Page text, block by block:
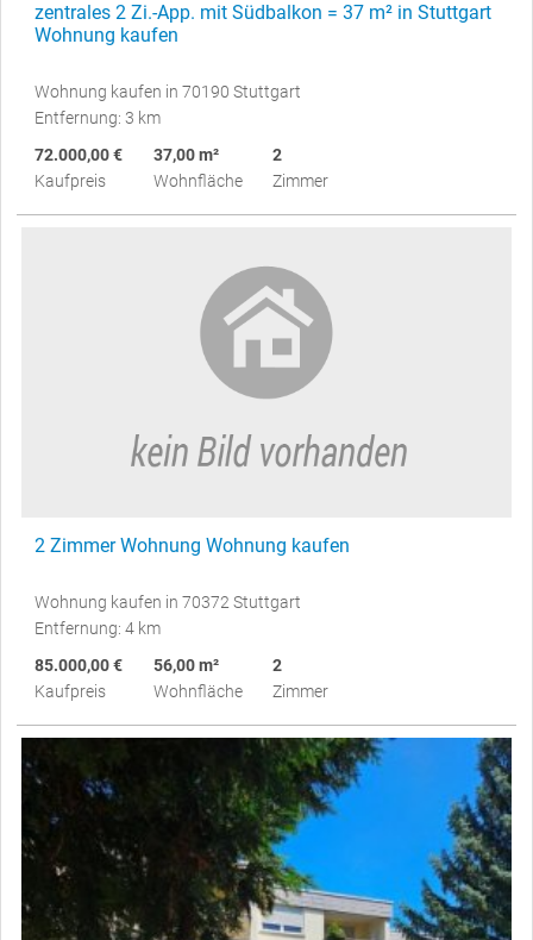
zentrales 2 Zi.-App. mit Südbalkon = 37 m² in Stuttgart
Wohnung kaufen
Wohnung kaufen in 70190 Stuttgart
Entfernung: 3 km
72.000,00 €
Kaufpreis
37,00 m²
Wohnfläche
2
Zimmer
2 Zimmer Wohnung Wohnung kaufen
Wohnung kaufen in 70372 Stuttgart
Entfernung: 4 km
85.000,00 €
Kaufpreis
56,00 m²
Wohnfläche
2
Zimmer